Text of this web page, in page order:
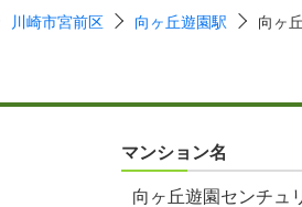
川崎市宮前区 向ヶ丘遊園駅 向ヶ
マンション名
向ヶ丘遊園センチュ